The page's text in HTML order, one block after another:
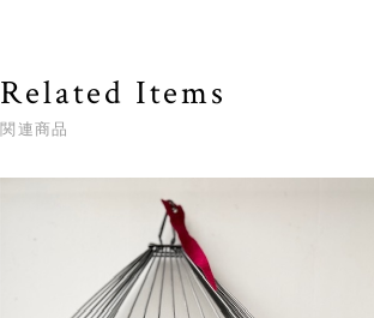
Related Items
関連商品